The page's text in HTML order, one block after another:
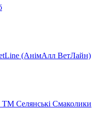
(АнімАлл ВетЛайн)
ТМ Селянські Смаколики